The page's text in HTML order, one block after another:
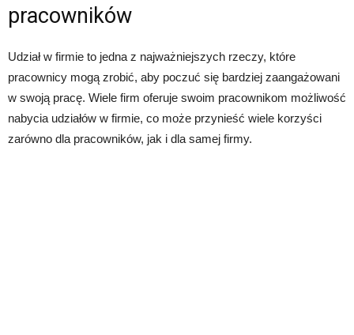
pracowników
Udział w firmie to jedna z najważniejszych rzeczy, które
pracownicy mogą zrobić, aby poczuć się bardziej zaangażowani
w swoją pracę. Wiele firm oferuje swoim pracownikom możliwość
nabycia udziałów w firmie, co może przynieść wiele korzyści
zarówno dla pracowników, jak i dla samej firmy.